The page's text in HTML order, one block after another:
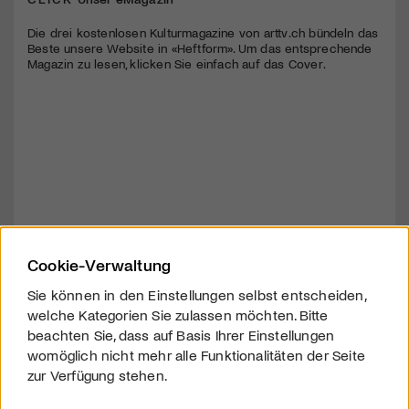
Die drei kostenlosen Kulturmagazine von arttv.ch bündeln das
Beste unsere Website in «Heftform». Um das entsprechende
Magazin zu lesen, klicken Sie einfach auf das Cover.
Cookie-Verwaltung
Sie können in den Einstellungen selbst entscheiden,
welche Kategorien Sie zulassen möchten. Bitte
beachten Sie, dass auf Basis Ihrer Einstellungen
womöglich nicht mehr alle Funktionalitäten der Seite
zur Verfügung stehen.